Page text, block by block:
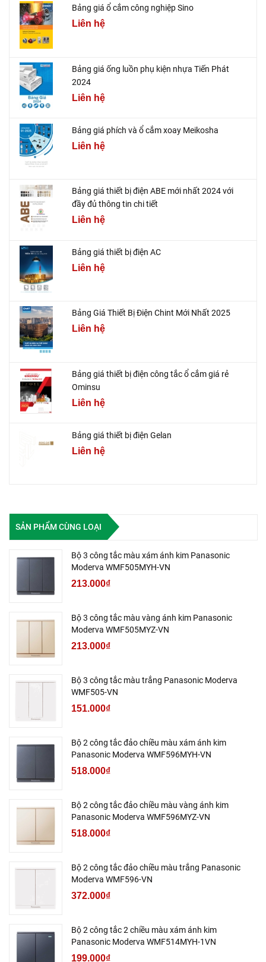
Bảng giá ổ cắm công nghiệp Sino
Liên hệ
Bảng giá ống luồn phụ kiện nhựa Tiến Phát
2024
Liên hệ
Bảng giá phích và ổ cắm xoay Meikosha
Liên hệ
Bảng giá thiết bị điện ABE mới nhất 2024 với
đầy đủ thông tin chi tiết
Liên hệ
Bảng giá thiết bị điện AC
Liên hệ
Bảng Giá Thiết Bị Điện Chint Mới Nhất 2025
Liên hệ
Bảng giá thiết bị điện công tắc ổ cắm giá rẻ
Ominsu
Liên hệ
Bảng giá thiết bị điện Gelan
Liên hệ
SẢN PHẨM CÙNG LOẠI
Bộ 3 công tắc màu xám ánh kim Panasonic
Moderva WMF505MYH-VN
213.000₫
Bộ 3 công tắc màu vàng ánh kim Panasonic
Moderva WMF505MYZ-VN
213.000₫
Bộ 3 công tắc màu trắng Panasonic Moderva
WMF505-VN
151.000₫
Bộ 2 công tắc đảo chiều màu xám ánh kim
Panasonic Moderva WMF596MYH-VN
518.000₫
Bộ 2 công tắc đảo chiều màu vàng ánh kim
Panasonic Moderva WMF596MYZ-VN
518.000₫
Bộ 2 công tắc đảo chiều màu trắng Panasonic
Moderva WMF596-VN
372.000₫
Bộ 2 công tắc 2 chiều màu xám ánh kim
Panasonic Moderva WMF514MYH-1VN
199.000₫